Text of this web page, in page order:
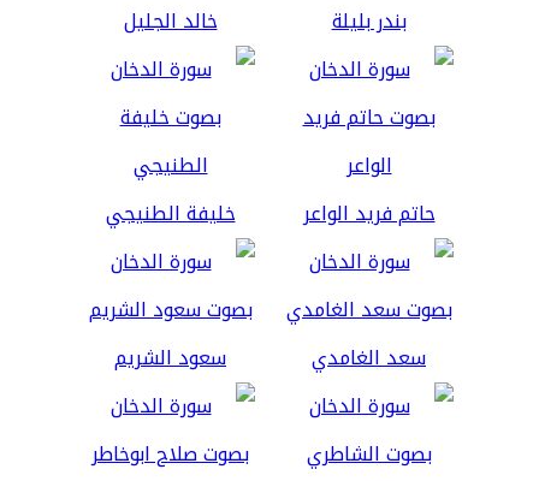
بندر بليلة خالد الجليل
حاتم فريد الواعر خليفة الطنيجي
سعد الغامدي سعود الشريم